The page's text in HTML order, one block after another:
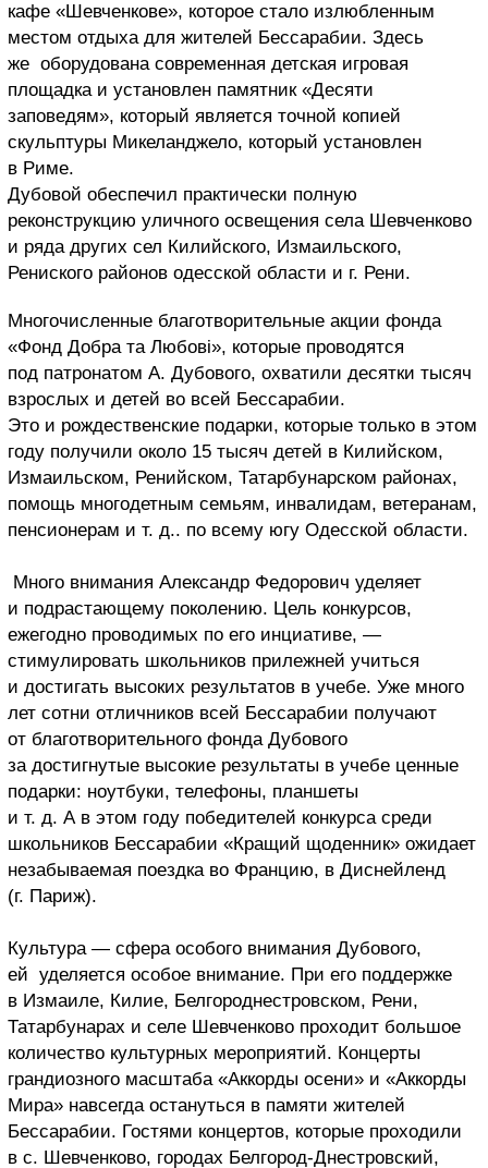
кафе «Шевченкове», которое стало излюбленным
местом отдыха для жителей Бессарабии. Здесь
же оборудована современная детская игровая
площадка и установлен памятник «Десяти
заповедям», который является точной копией
скульптуры Микеланджело, который установлен
в Риме.
Дубовой обеспечил практически полную
реконструкцию уличного освещения села Шевченково
и ряда других сел Килийского, Измаильского,
Рениского районов одесской области и г. Рени.
Многочисленные благотворительные акции фонда
«Фонд Добра та Любові», которые проводятся
под патронатом А. Дубового, охватили десятки тысяч
взрослых и детей во всей Бессарабии.
Это и рождественские подарки, которые только в этом
году получили около 15 тысяч детей в Килийском,
Измаильском, Ренийском, Татарбунарском районах,
помощь многодетным семьям, инвалидам, ветеранам,
пенсионерам и т. д.. по всему югу Одесской области.
Много внимания Александр Федорович уделяет
и подрастающему поколению. Цель конкурсов,
ежегодно проводимых по его инциативе, —
стимулировать школьников прилежней учиться
и достигать высоких результатов в учебе. Уже много
лет сотни отличников всей Бессарабии получают
от благотворительного фонда Дубового
за достигнутые высокие результаты в учебе ценные
подарки: ноутбуки, телефоны, планшеты
и т. д. А в этом году победителей конкурса среди
школьников Бессарабии «Кращий щоденник» ожидает
незабываемая поездка во Францию, в Диснейленд
(г. Париж).
Культура — сфера особого внимания Дубового,
ей уделяется особое внимание. При его поддержке
в Измаиле, Килие, Белгороднестровском, Рени,
Татарбунарах и селе Шевченково проходит большое
количество культурных мероприятий. Концерты
грандиозного масштаба «Аккорды осени» и «Аккорды
Мира» навсегда остануться в памяти жителей
Бессарабии. Гостями концертов, которые проходили
в с. Шевченково, городах Белгород-Днестровский,